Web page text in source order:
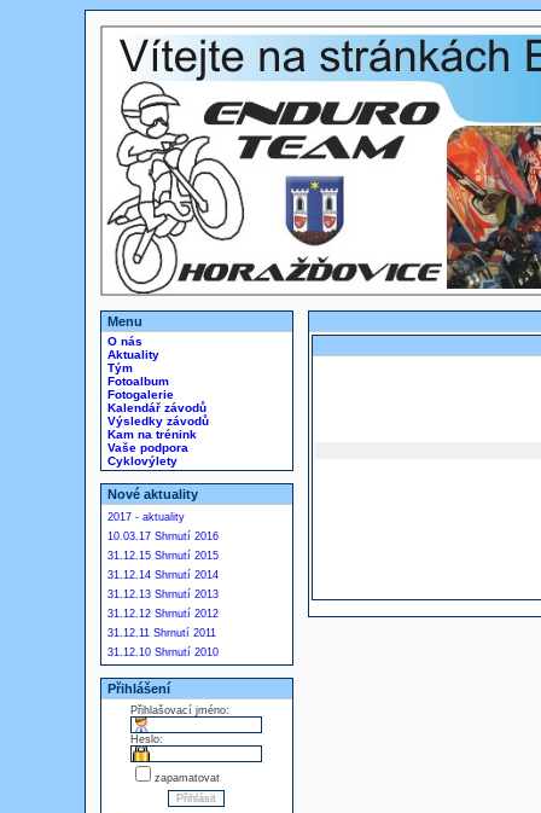
Menu
O nás
Aktuality
Tým
Fotoalbum
Fotogalerie
Kalendář závodů
Výsledky závodů
Kam na trénink
Vaše podpora
Cyklovýlety
Nové aktuality
2017 - aktuality
10.03.17 Shrnutí 2016
31.12.15 Shrnutí 2015
31.12.14 Shrnutí 2014
31.12.13 Shrnutí 2013
31.12.12 Shrnutí 2012
31.12.11 Shrnutí 2011
31.12.10 Shrnutí 2010
Přihlášení
Přihlašovací jméno:
Heslo:
zapamatovat